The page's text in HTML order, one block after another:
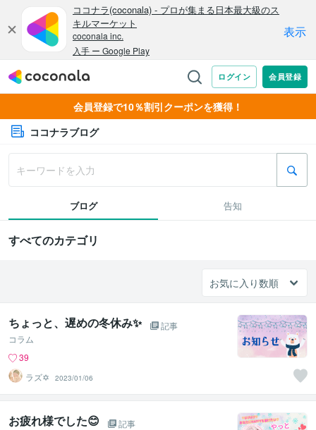
会員登録で10％割引クーポンを獲得！
ココナラブログ
ブログ 告知
すべてのカテゴリ
ちょっと、遅めの冬休み✨
記事
コラム
39
ラズ✡
2023/01/06
お疲れ様でした😊
記事